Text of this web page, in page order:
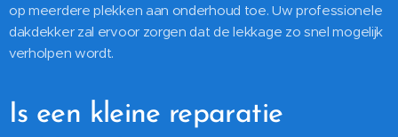
op meerdere plekken aan onderhoud toe. Uw professionele
dakdekker zal ervoor zorgen dat de lekkage zo snel mogelijk
verholpen wordt.
Is een kleine reparatie